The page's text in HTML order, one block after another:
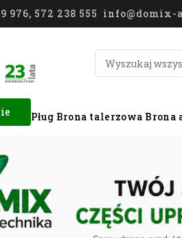
976, 572 238 555
Pług Brona talerzowa Brona